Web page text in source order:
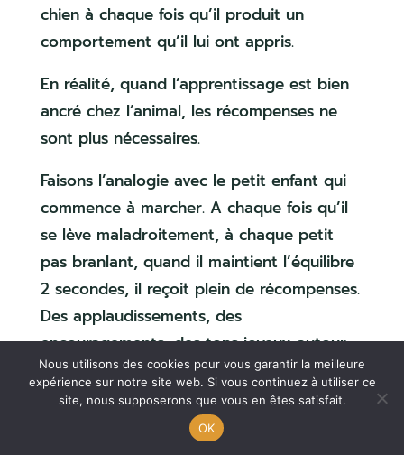
chien à chaque fois qu’il produit un
comportement qu’il lui ont appris.
En réalité, quand l’apprentissage est bien
ancré chez l’animal, les récompenses ne
sont plus nécessaires.
Faisons l’analogie avec le petit enfant qui
commence à marcher. A chaque fois qu’il
se lève maladroitement, à chaque petit
pas branlant, quand il maintient l’équilibre
2 secondes, il reçoit plein de récompenses.
Des applaudissements, des
encouragements, des tons joyeux autour
de lui, des câlins… Ce sont des
récompenses sociales qui ont énormément
de valeur pour l’humain.
Nous utilisons des cookies pour vous garantir la meilleure
expérience sur notre site web. Si vous continuez à utiliser ce
site, nous supposerons que vous en êtes satisfait.
OK